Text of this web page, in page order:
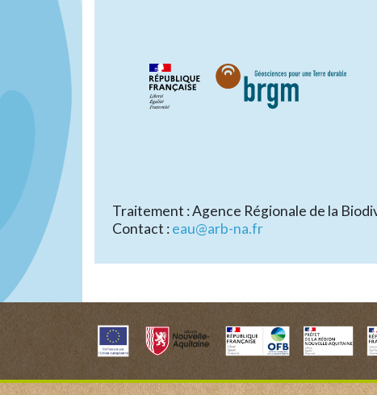
Traitement : Agence Régionale de la
Contact :eau@arb-na.fr